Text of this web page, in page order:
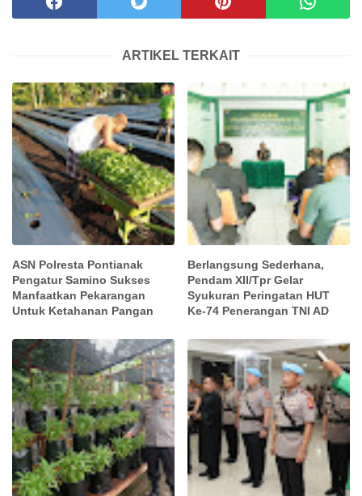
ARTIKEL TERKAIT
ASN Polresta Pontianak
Pengatur Samino Sukses
Manfaatkan Pekarangan
Untuk Ketahanan Pangan
Berlangsung Sederhana,
Pendam XII/Tpr Gelar
Syukuran Peringatan HUT
Ke-74 Penerangan TNI AD